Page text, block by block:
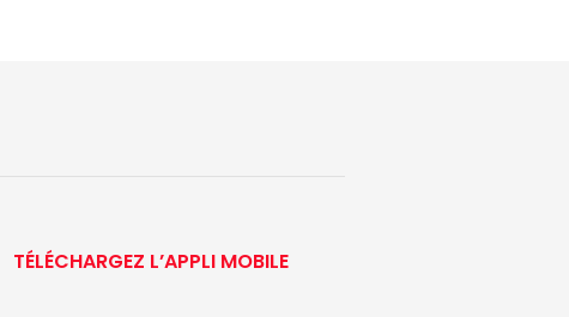
TÉLÉCHARGEZ L’APPLI MOBILE